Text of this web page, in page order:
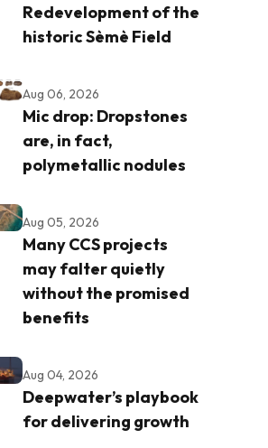
Redevelopment of the
historic Sèmè Field
Aug 06, 2026
Mic drop: Dropstones
are, in fact,
polymetallic nodules
Aug 05, 2026
Many CCS projects
may falter quietly
without the promised
benefits
Aug 04, 2026
Deepwater’s playbook
for delivering growth